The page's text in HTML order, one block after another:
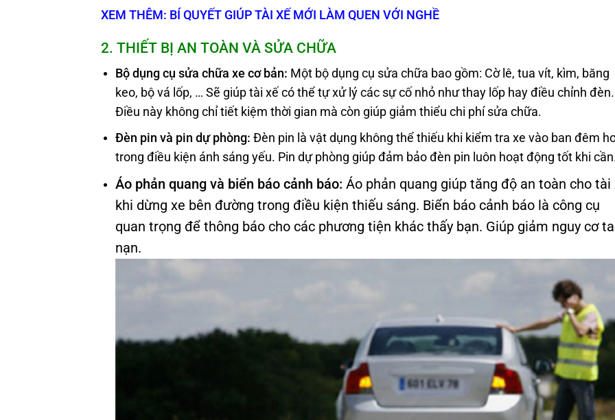
XEM THÊM: BÍ QUYẾT GIÚP TÀI XẾ MỚI LÀM QUEN VỚI NGHỀ
2. THIẾT BỊ AN TOÀN VÀ SỬA CHỮA
Bộ dụng cụ sửa chữa xe cơ bản: Một bộ dụng cụ sửa chữa bao gồm: Cờ lê, tua vít, kìm, băng
keo, bộ vá lốp, … Sẽ giúp tài xế có thể tự xử lý các sự cố nhỏ như thay lốp hay điều chỉnh đèn.
Điều này không chỉ tiết kiệm thời gian mà còn giúp giảm thiểu chi phí sửa chữa.
Đèn pin và pin dự phòng: Đèn pin là vật dụng không thể thiếu khi kiểm tra xe vào ban đêm
trong điều kiện ánh sáng yếu. Pin dự phòng giúp đảm bảo đèn pin luôn hoạt động tốt khi
Áo phản quang và biển báo cảnh báo: Áo phản quang giúp tăng độ an toàn cho tài
khi dừng xe bên đường trong điều kiện thiếu sáng. Biển báo cảnh báo là công cụ
quan trọng để thông báo cho các phương tiện khác thấy bạn. Giúp giảm nguy cơ
nạn.